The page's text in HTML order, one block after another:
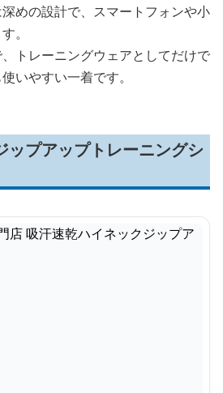
めの設計で、スマートフォンや小
。
トレーニングウェアとしてだけで
いやすい一着です。
ップアップトレーニングシ